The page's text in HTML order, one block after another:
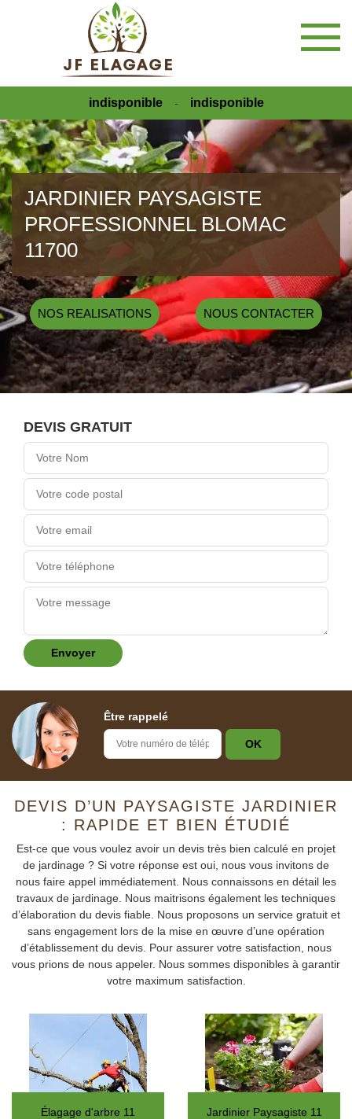
indisponible - indisponible
JARDINIER PAYSAGISTE
PROFESSIONNEL BLOMAC
11700
NOS REALISATIONS NOUS CONTACTER
DEVIS GRATUIT
Être rappelé
DEVIS D’UN PAYSAGISTE JARDINIER
: RAPIDE ET BIEN ÉTUDIÉ
Est-ce que vous voulez avoir un devis très bien calculé en projet
de jardinage ? Si votre réponse est oui, nous vous invitons de
nous faire appel immédiatement. Nous connaissons en détail les
travaux de jardinage. Nous maitrisons également les techniques
d’élaboration du devis fiable. Nous proposons un service gratuit et
sans engagement lors de la mise en œuvre d’une opération
d’établissement du devis. Pour assurer votre satisfaction, nous
vous prions de nous appeler. Nous sommes disponibles à garantir
votre maximum satisfaction.
Élagage d'arbre 11 Jardinier Paysagiste 11